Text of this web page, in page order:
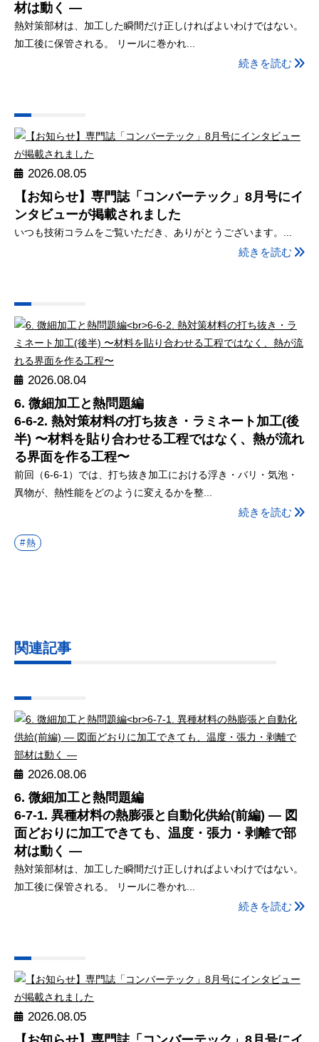
材は動く ―
熱対策部材は、加工した瞬間だけ正しければよいわけではない。
加工後に保管される。 リールに巻かれ...
続きを読む
2026.08.05
【お知らせ】専門誌「コンバーテック」8月号にイ
ンタビューが掲載されました
いつも技術コラムをご覧いただき、ありがとうございます。...
続きを読む
2026.08.04
6. 微細加工と熱問題編
6-6-2. 熱対策材料の打ち抜き・ラミネート加工(後
半) 〜材料を貼り合わせる工程ではなく、熱が流れ
る界面を作る工程〜
前回（6-6-1）では、打ち抜き加工における浮き・バリ・気泡・
異物が、熱性能をどのように変えるかを整...
続きを読む
熱
関連記事
2026.08.06
6. 微細加工と熱問題編
6-7-1. 異種材料の熱膨張と自動化供給(前編) ― 図
面どおりに加工できても、温度・張力・剥離で部
材は動く ―
熱対策部材は、加工した瞬間だけ正しければよいわけではない。
加工後に保管される。 リールに巻かれ...
続きを読む
2026.08.05